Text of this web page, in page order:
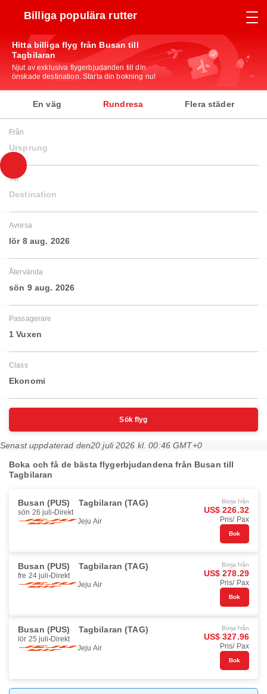
Billiga populära rutter
Hitta billiga flyg från Busan till
Tagbilaran
Njut av exklusiva flygerbjudanden till din
önskade destination. Starta din bokning nu!
En väg Rundresa Flera städer
Från
Ursprung
Till
Destination
Avresa
lör 8 aug. 2026
Återvända
sön 9 aug. 2026
Passagerare
1 Vuxen
Class
Ekonomi
Sök flyg
Senast uppdaterad den20 juli 2026 kl. 00:46 GMT+0
Boka och få de bästa flygerbjudandena från Busan till
Tagbilaran
Busan (PUS) Tagbilaran (TAG)
sön 26 juli Direkt
Jeju Air
Börja från
US$ 226.32
Pris/ Pax
Bok
Busan (PUS) Tagbilaran (TAG)
fre 24 juli Direkt
Jeju Air
Börja från
US$ 278.29
Pris/ Pax
Bok
Busan (PUS) Tagbilaran (TAG)
lör 25 juli Direkt
Jeju Air
Börja från
US$ 327.96
Pris/ Pax
Bok